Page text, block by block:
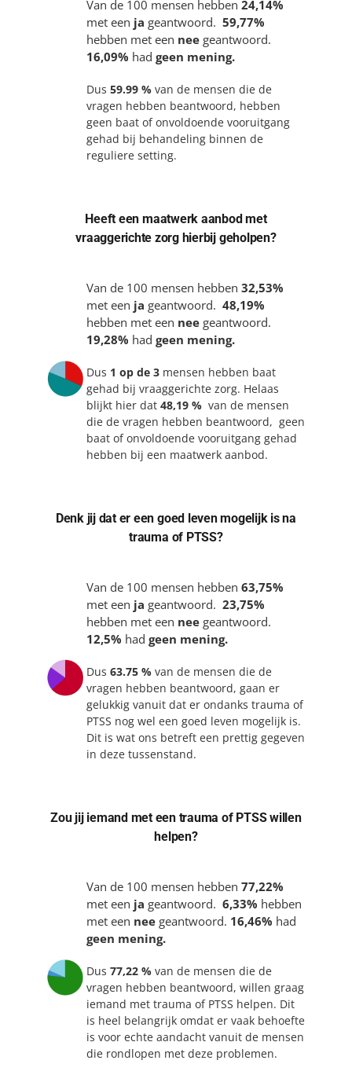
Van de 100 mensen hebben 24,14%
met een ja geantwoord. 59,77%
hebben met een nee geantwoord.
16,09% had geen mening.
Dus 59.99 %van de mensen die de
vragen hebben beantwoord, hebben
geen baat of onvoldoende vooruitgang
gehad bij behandeling binnen de
reguliere setting.
Heeft een maatwerk aanbod met
vraaggerichte zorg hierbij geholpen?
Van de 100 mensen hebben 32,53%
met een ja geantwoord. 48,19%
hebben met een nee geantwoord.
19,28% had geen mening.
Dus 1 op de 3 mensen hebben baat
gehad bij vraaggerichte zorg. Helaas
blijkt hier dat 48,19 % van de mensen
die de vragen hebben beantwoord, geen
baat of onvoldoende vooruitgang gehad
hebben bij een maatwerk aanbod.
Denk jij dat er een goed leven mogelijk is na
trauma of PTSS?
Van de 100 mensen hebben 63,75%
met een ja geantwoord. 23,75%
hebben met een nee geantwoord.
12,5% had geen mening.
Dus 63.75 %van de mensen die de
vragen hebben beantwoord, gaan er
gelukkig vanuit dat er ondanks trauma of
PTSS nog wel een goed leven mogelijk is.
Dit is wat ons betreft een prettig gegeven
in deze tussenstand.
Zou jij iemand met een trauma of PTSS willen
helpen?
Van de 100 mensen hebben 77,22%
met een ja geantwoord. 6,33% hebben
met een nee geantwoord. 16,46% had
geen mening.
Dus 77,22 %van de mensen die de
vragen hebben beantwoord, willen graag
iemand met trauma of PTSS helpen. Dit
is heel belangrijk omdat er vaak behoefte
is voor echte aandacht vanuit de mensen
die rondlopen met deze problemen.